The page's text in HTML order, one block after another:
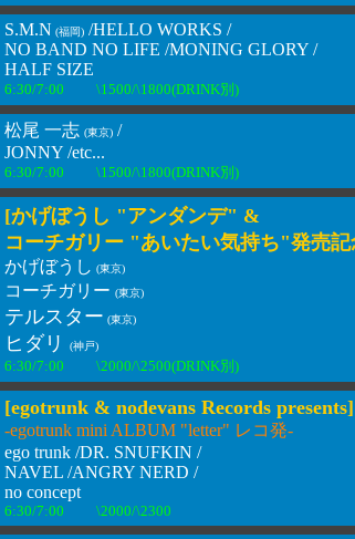
S.M.N (福岡) /HELLO WORKS /
NO BAND NO LIFE /MONING GLORY /
HALF SIZE
6:30/7:00 \1500/\1800(DRINK別)
松尾 一志 (東京) /
JONNY /etc...
6:30/7:00 \1500/\1800(DRINK別)
[かげぼうし "アンダンデ" &
コーチガリー "あいたい気持ち"発売
かげぼうし (東京)
コーチガリー (東京)
テルスター (東京)
ヒダリ (神戸)
6:30/7:00 \2000/\2500(DRINK別)
[egotrunk & nodevans Records presents]
-egotrunk mini ALBUM "letter" レコ発-
ego trunk /DR. SNUFKIN /
NAVEL /ANGRY NERD /
no concept
6:30/7:00 \2000/\2300